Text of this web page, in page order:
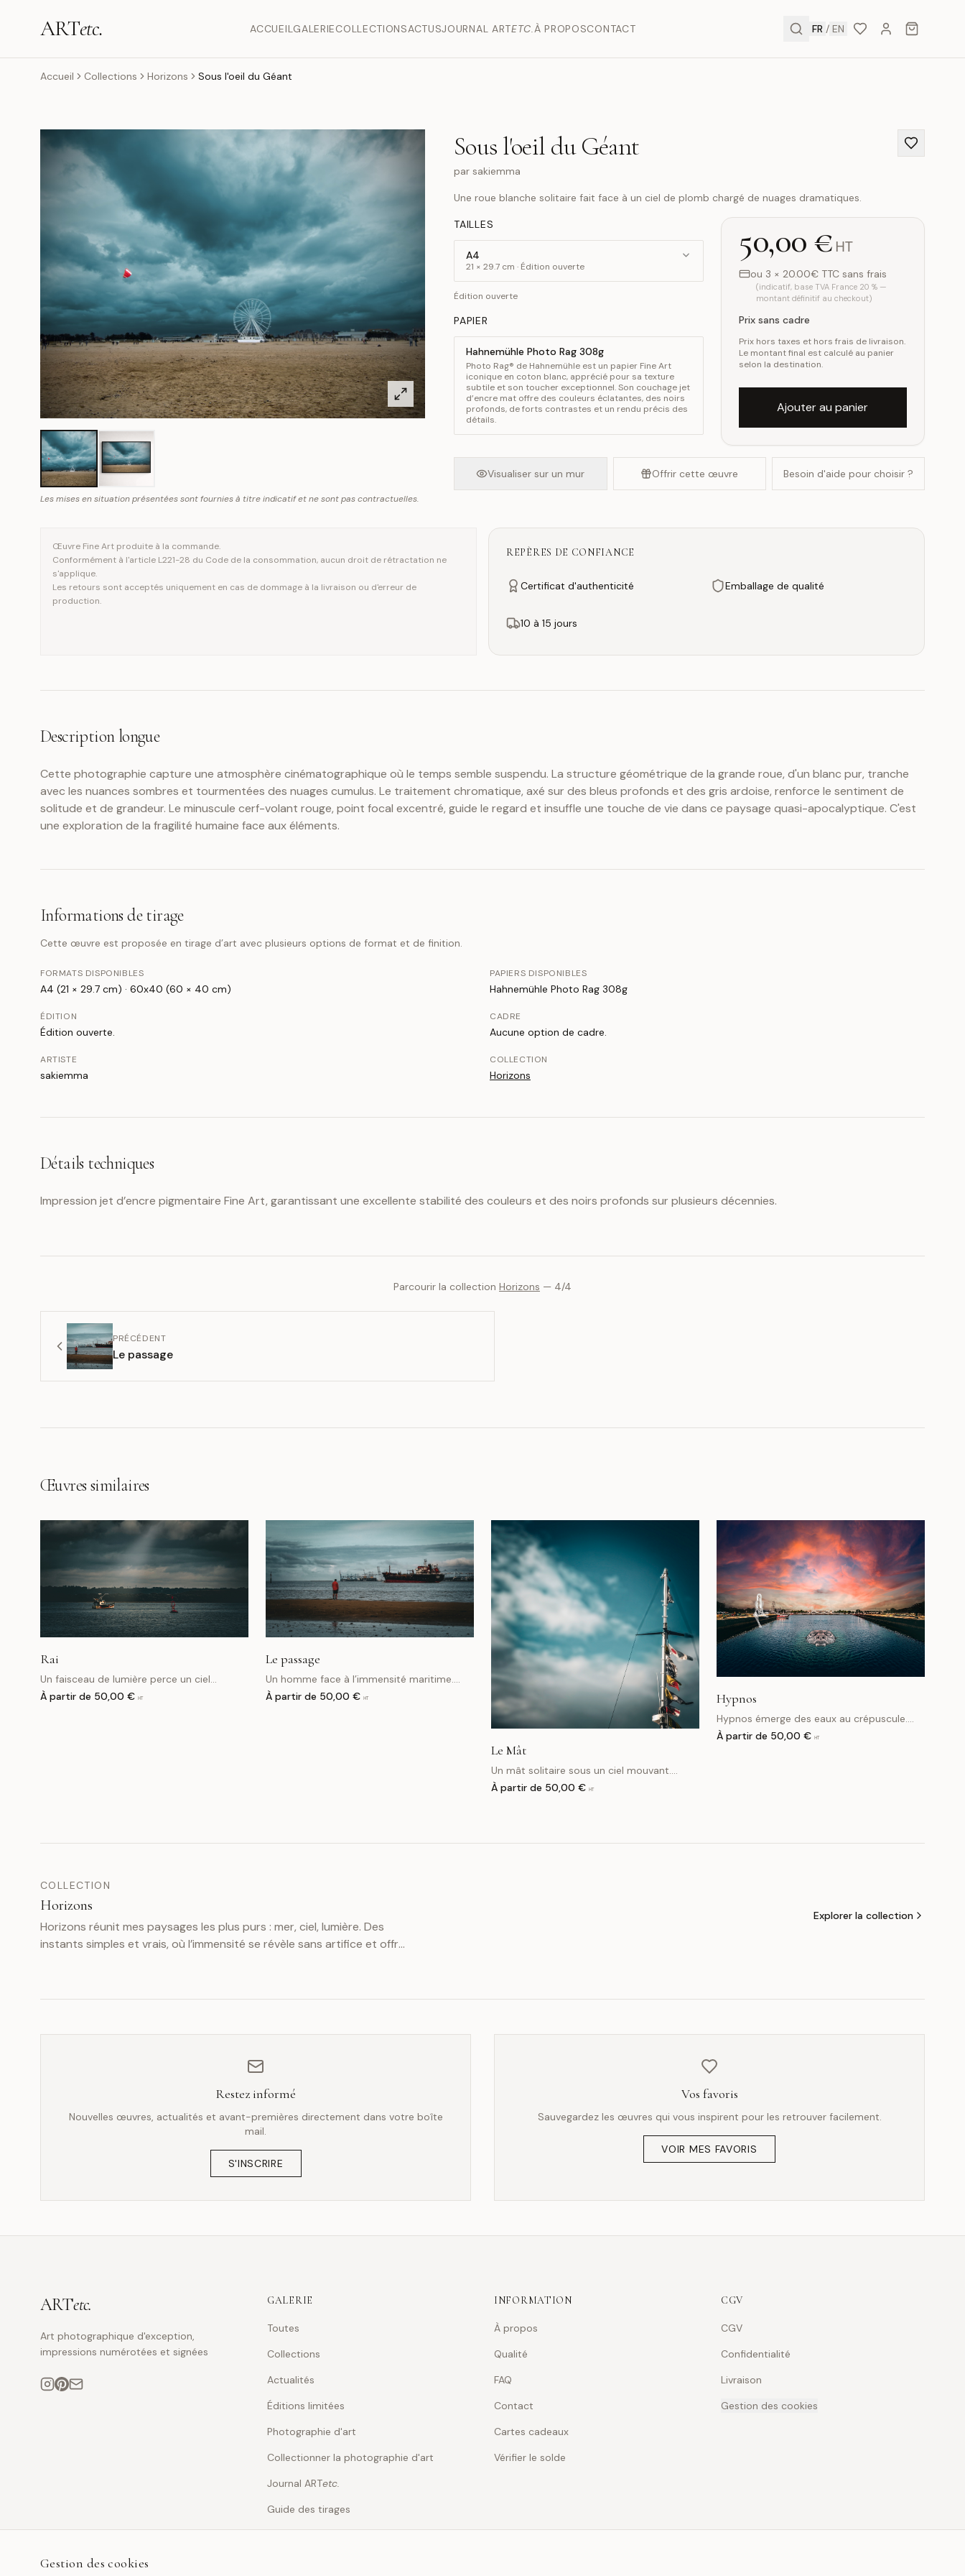
Gestion des cookies
ARTetc. ACCUEILGALERIECOLLECTIONSACTUSJOURNAL ARTETC.À PROPOSCONTACT FR / EN
Accueil Collections Horizons Sous l'oeil du Géant
Les mises en situation présentées sont fournies à titre indicatif et ne sont pas contractuelles.
Sous l'oeil du Géant
par sakiemma
Une roue blanche solitaire fait face à un ciel de plomb chargé de nuages dramatiques.
TAILLES
A4
21 × 29.7 cm · Édition ouverte
Édition ouverte
PAPIER
Hahnemühle Photo Rag 308g
Photo Rag® de Hahnemühle est un papier Fine Art
iconique en coton blanc, apprécié pour sa texture
subtile et son toucher exceptionnel. Son couchage jet
d’encre mat offre des couleurs éclatantes, des noirs
profonds, de forts contrastes et un rendu précis des
détails.
50,00 € HT
ou 3 × 20.00€ TTC sans frais
(indicatif, base TVA France 20 % —
montant définitif au checkout)
Prix sans cadre
Prix hors taxes et hors frais de livraison.
Le montant final est calculé au panier
selon la destination.
Ajouter au panier
Visualiser sur un mur Offrir cette œuvre Besoin d'aide pour choisir ?
Œuvre Fine Art produite à la commande.
Conformément à l'article L221-28 du Code de la consommation, aucun droit de rétractation ne
s'applique.
Les retours sont acceptés uniquement en cas de dommage à la livraison ou d'erreur de
production.
REPÈRES DE CONFIANCE
Certificat d'authenticité Emballage de qualité
10 à 15 jours
Description longue
Cette photographie capture une atmosphère cinématographique où le temps semble suspendu. La structure géométrique de la grande roue, d'un blanc pur, tranche
avec les nuances sombres et tourmentées des nuages cumulus. Le traitement chromatique, axé sur des bleus profonds et des gris ardoise, renforce le sentiment de
solitude et de grandeur. Le minuscule cerf-volant rouge, point focal excentré, guide le regard et insuffle une touche de vie dans ce paysage quasi-apocalyptique. C'est
une exploration de la fragilité humaine face aux éléments.
Informations de tirage
Cette œuvre est proposée en tirage d’art avec plusieurs options de format et de finition.
FORMATS DISPONIBLES
A4 (21 × 29.7 cm) · 60x40 (60 × 40 cm)
PAPIERS DISPONIBLES
Hahnemühle Photo Rag 308g
ÉDITION
Édition ouverte.
CADRE
Aucune option de cadre.
ARTISTE
sakiemma
COLLECTION
Horizons
Détails techniques
Impression jet d’encre pigmentaire Fine Art, garantissant une excellente stabilité des couleurs et des noirs profonds sur plusieurs décennies.
Parcourir la collection Horizons — 4/4
PRÉCÉDENT
Le passage
Œuvres similaires
Rai
Un faisceau de lumière perce un ciel
orageux et éclaire un bateau isolé.
À partir de 50,00 € HT
Le passage
Un homme face à l’immensité maritime.
Silence, attente et horizon industriel.
À partir de 50,00 € HT
Le Mât
Un mât solitaire sous un ciel mouvant.
Minimalisme maritime et élégance colorée.
À partir de 50,00 € HT
Hypnos
Hypnos émerge des eaux au crépuscule.
Titan du sommeil, il veille là où le réel
À partir de 50,00 € HT
COLLECTION
Horizons
Horizons réunit mes paysages les plus purs : mer, ciel, lumière. Des
instants simples et vrais, où l’immensité se révèle sans artifice et offre
Explorer la collection
Restez informé
Nouvelles œuvres, actualités et avant-premières directement dans votre boîte
mail.
S'INSCRIRE
Vos favoris
Sauvegardez les œuvres qui vous inspirent pour les retrouver facilement.
VOIR MES FAVORIS
ARTetc.
Art photographique d'exception,
impressions numérotées et signées
GALERIE
Toutes
Collections
Actualités
Éditions limitées
Photographie d'art
Collectionner la photographie d'art
Journal ARTetc.
Guide des tirages
INFORMATION
À propos
Qualité
FAQ
Contact
Cartes cadeaux
Vérifier le solde
CGV
CGV
Confidentialité
Livraison
Gestion des cookies